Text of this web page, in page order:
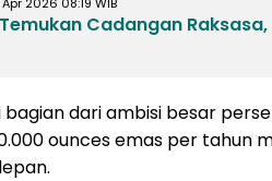
Cadangan
bagian dari ambisi besar
ounces emas per tahun